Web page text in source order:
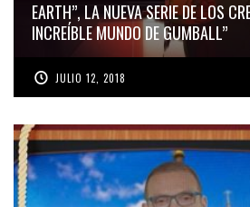
EARTH”, LA NUEVA SERIE DE LOS
INCREÍBLE MUNDO DE GUMBALL”
JULIO 12, 2018